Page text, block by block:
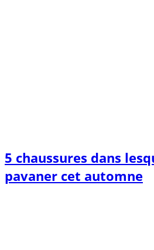
5 chaussures dans
pavaner cet automne